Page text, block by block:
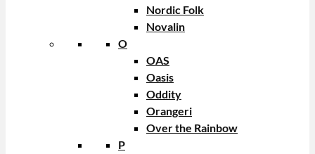
Nordic Folk
Novalin
O
OAS
Oasis
Oddity
Orangeri
Over the Rainbow
P